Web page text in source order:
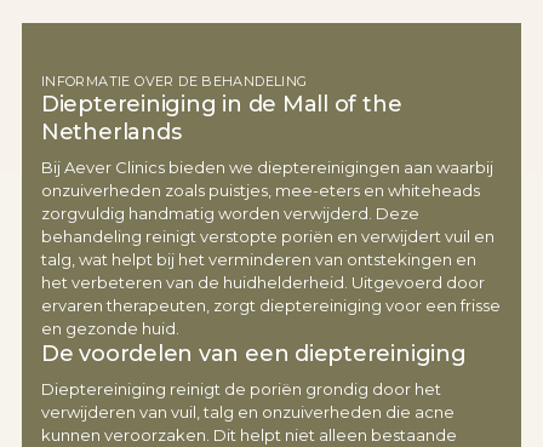
INFORMATIE OVER DE BEHANDELING
Dieptereiniging in de Mall of the
Netherlands
Bij Aever Clinics bieden we dieptereinigingen aan waarbij
onzuiverheden zoals puistjes, mee-eters en whiteheads
zorgvuldig handmatig worden verwijderd. Deze
behandeling reinigt verstopte poriën en verwijdert vuil en
talg, wat helpt bij het verminderen van ontstekingen en
het verbeteren van de huidhelderheid. Uitgevoerd door
ervaren therapeuten, zorgt dieptereiniging voor een frisse
en gezonde huid.
De voordelen van een dieptereiniging
Dieptereiniging reinigt de poriën grondig door het
verwijderen van vuil, talg en onzuiverheden die acne
kunnen veroorzaken. Dit helpt niet alleen bestaande